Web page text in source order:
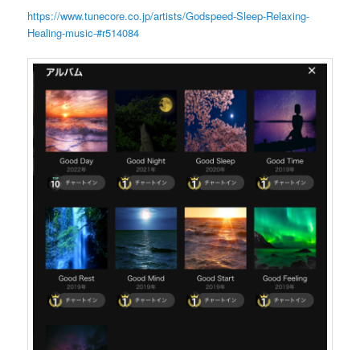
https://www.tunecore.co.jp/artists/Godspeed-Sleep-Relaxing-
Healing-music-#r514084